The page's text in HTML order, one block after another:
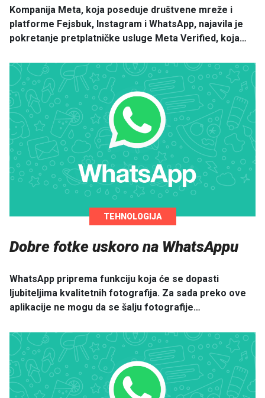
Kompanija Meta, koja poseduje društvene mreže i
platforme Fejsbuk, Instagram i WhatsApp, najavila je
pokretanje pretplatničke usluge Meta Verified, koja…
TEHNOLOGIJA
Dobre fotke uskoro na WhatsAppu
WhatsApp priprema funkciju koja će se dopasti
ljubiteljima kvalitetnih fotografija. Za sada preko ove
aplikacije ne mogu da se šalju fotografije…